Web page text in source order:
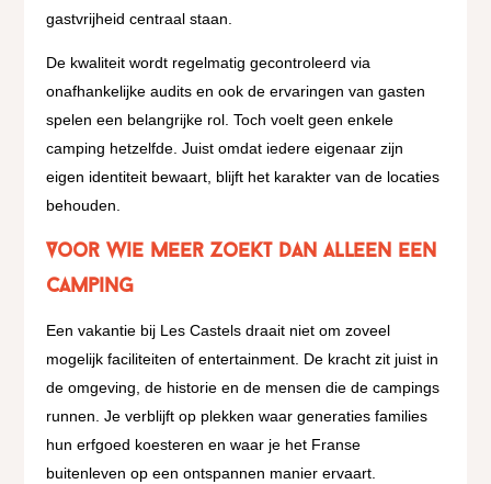
gastvrijheid centraal staan.
De kwaliteit wordt regelmatig gecontroleerd via
onafhankelijke audits en ook de ervaringen van gasten
spelen een belangrijke rol. Toch voelt geen enkele
camping hetzelfde. Juist omdat iedere eigenaar zijn
eigen identiteit bewaart, blijft het karakter van de locaties
behouden.
Voor wie meer zoekt dan alleen een
camping
Een vakantie bij Les Castels draait niet om zoveel
mogelijk faciliteiten of entertainment. De kracht zit juist in
de omgeving, de historie en de mensen die de campings
runnen. Je verblijft op plekken waar generaties families
hun erfgoed koesteren en waar je het Franse
buitenleven op een ontspannen manier ervaart.